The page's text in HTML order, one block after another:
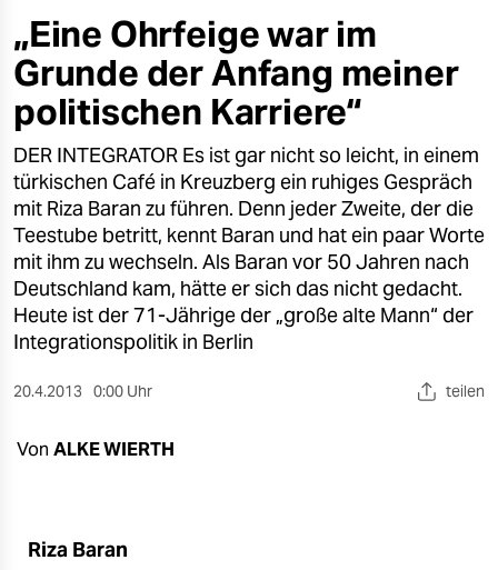
öko
gesellschaft
kultur
sport
berlin
nord
wahrheit
veranstaltungen
fragen & hilfe
„Eine Ohrfeige war im
Grunde der Anfang meiner
politischen Karriere“
DER INTEGRATOR Es ist gar nicht so leicht, in einem
türkischen Café in Kreuzberg ein ruhiges Gespräch
mit Riza Baran zu führen. Denn jeder Zweite, der die
Teestube betritt, kennt Baran und hat ein paar Worte
mit ihm zu wechseln. Als Baran vor 50 Jahren nach
Deutschland kam, hätte er sich das nicht gedacht.
Heute ist der 71-Jährige der „große alte Mann“ der
Integrationspolitik in Berlin
20.4.2013 0:00 Uhr teilen
Von ALKE WIERTH
Riza Baran